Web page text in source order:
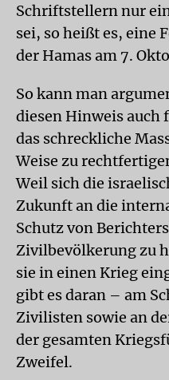
Schriftstellern nur
sei, so heißt es, eine
der Hamas am 7.
So kann man
diesen Hinweis
das schreckliche
Weise zu
Weil sich die
Zukunft an die
Schutz von
Zivilbevölkerung zu
sie in einen Krieg
gibt es daran – am
Zivilisten sowie an
der gesamten
Zweifel.